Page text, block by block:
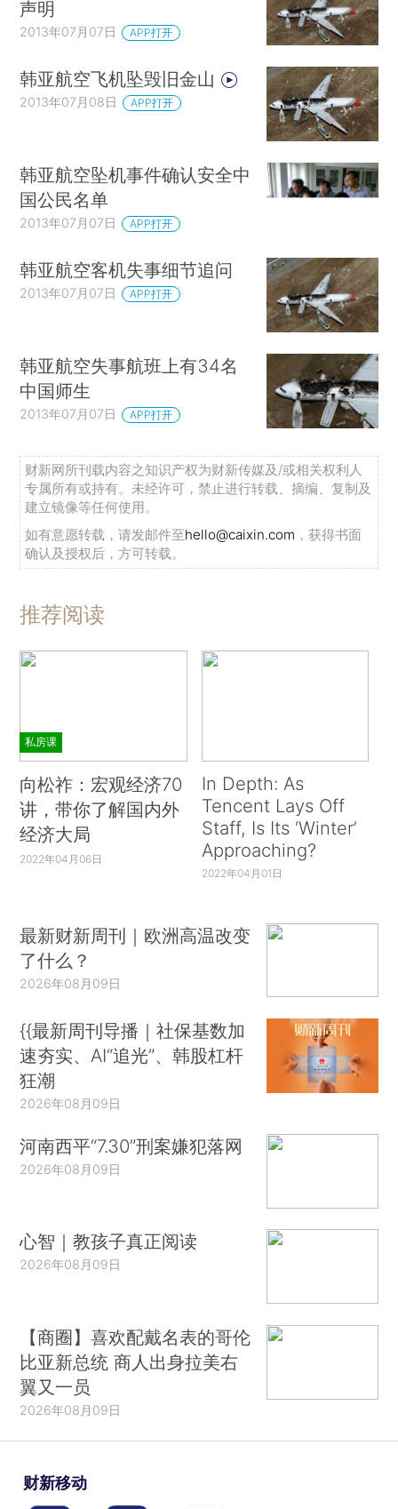
声明
2013年07月07日 APP打开
韩亚航空飞机坠毁旧金山
2013年07月08日 APP打开
韩亚航空坠机事件确认安全中
国公民名单
2013年07月07日 APP打开
韩亚航空客机失事细节追问
2013年07月07日 APP打开
韩亚航空失事航班上有34名
中国师生
2013年07月07日 APP打开
财新网所刊载内容之知识产权为财新传媒及/或相关权利人
专属所有或持有。未经许可，禁止进行转载、摘编、复制及
建立镜像等任何使用。
如有意愿转载，请发邮件至hello@caixin.com ，获得书面
确认及授权后，方可转载。
推荐阅读
私房课
向松祚：宏观经济70
讲，带你了解国内外
经济大局
2022年04月06日
In Depth: As
Tencent Lays Off
Staff, Is Its ‘Winter’
Approaching?
2022年04月01日
最新财新周刊｜欧洲高温改变
了什么？
2026年08月09日
{{最新周刊导播｜社保基数加
速夯实、AI“追光”、韩股杠杆
狂潮
2026年08月09日
河南西平“7.30”刑案嫌犯落网
2026年08月09日
心智｜教孩子真正阅读
2026年08月09日
【商圈】喜欢配戴名表的哥伦
比亚新总统 商人出身拉美右
翼又一员
2026年08月09日
财新移动